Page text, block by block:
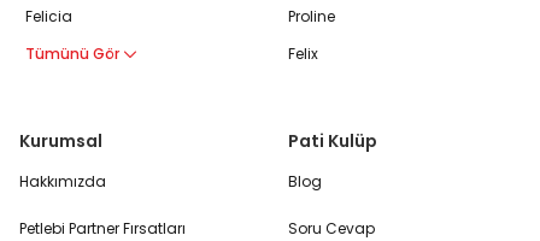
Felicia
Tümünü Gör
Proline
Felix
Kurumsal
Hakkımızda
Petlebi Partner Fırsatları
Pati Kulüp
Blog
Soru Cevap